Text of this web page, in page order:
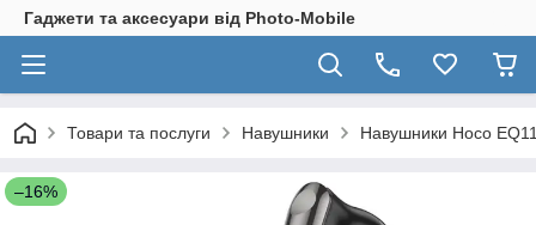
Гаджети та аксесуари від Photo-Mobile
Товари та послуги Навушники Навушники Hoco
–16%